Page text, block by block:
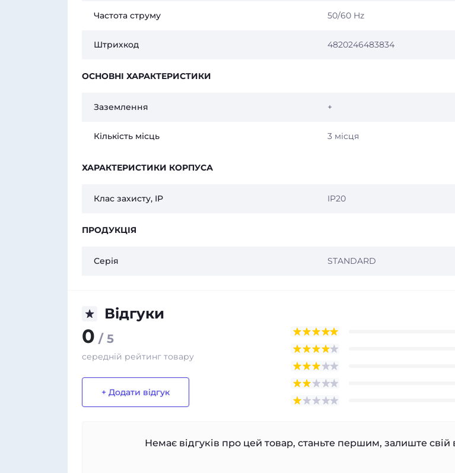
Частота струму 50/60 Hz
Штрихкод 4820246483834
ОСНОВНІ ХАРАКТЕРИСТИКИ
Заземлення +
Кількість місць 3 місця
ХАРАКТЕРИСТИКИ КОРПУСА
Клас захисту, IP IP20
ПРОДУКЦІЯ
Серія STANDARD
Відгуки
0 / 5
середній рейтинг товару
+ Додати відгук
Немає відгуків про цей товар, станьте першим, залиште свій